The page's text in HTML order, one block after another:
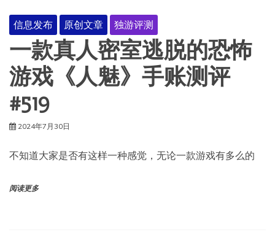
信息发布 原创文章 独游评测
一款真人密室逃脱的恐怖
游戏《人魅》手账测评
#519
2024年7月30日
不知道大家是否有这样一种感觉，无论一款游戏有多么的
阅读更多